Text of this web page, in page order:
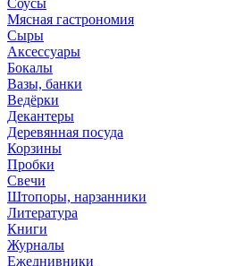
Соусы
Мясная гастрономия
Сыры
Аксессуары
Бокалы
Вазы, банки
Ведёрки
Декантеры
Деревянная посуда
Корзины
Пробки
Свечи
Штопоры, нарзанники
Литература
Книги
Журналы
Ежеднивники